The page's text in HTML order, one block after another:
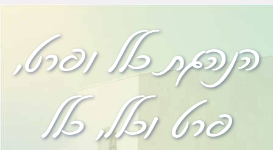
הנהגת כלל ופרט,
פרט וכלל, כלל